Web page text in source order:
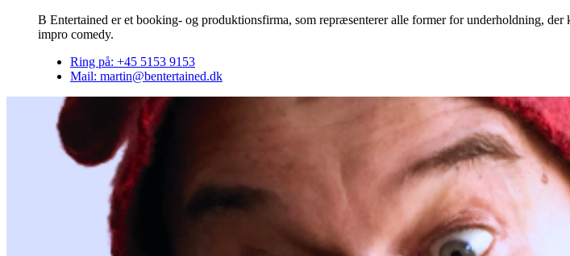
B Entertained er et booking- og produktionsfirma, som repræsenterer alle former for underholdning,
impro comedy.
Ring på: +45 5153 9153
Mail: martin@bentertained.dk